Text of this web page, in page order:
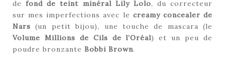
defond de teint minéral Lily Lolo, du correcteur
sur mes imperfections avec le creamy concealer de
Nars (un petit bijou), une touche de mascara (le
Volume Millions de Cils de l’Oréal) et un peu de
poudre bronzante Bobbi Brown.